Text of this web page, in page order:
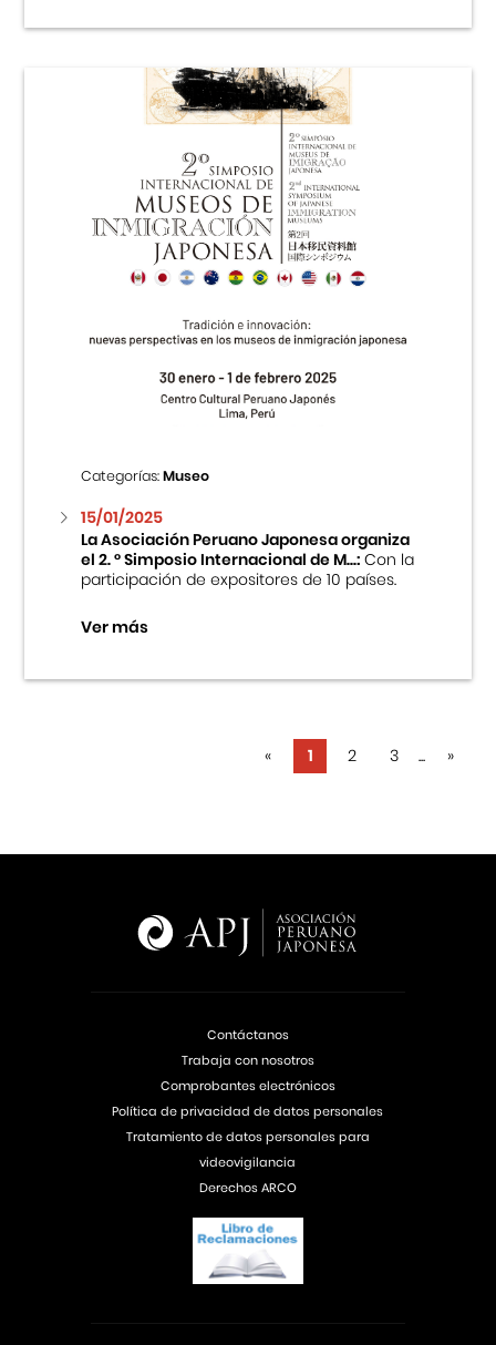
Categorías:Museo
15/01/2025
La Asociación Peruano Japonesa organiza
el 2. ° Simposio Internacional de M...:Con la
participación de expositores de 10 países.
Ver más
« 1 2 3 ... »
Contáctanos
Trabaja con nosotros
Comprobantes electrónicos
Política de privacidad de datos personales
Tratamiento de datos personales para
videovigilancia
Derechos ARCO